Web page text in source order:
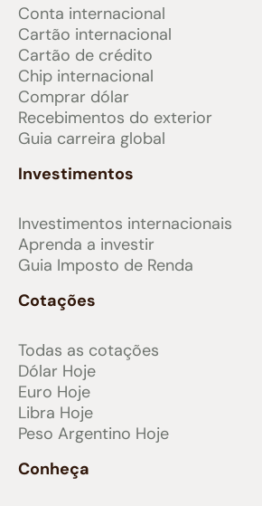
Conta internacional
Cartão internacional
Cartão de crédito
Chip internacional
Comprar dólar
Recebimentos do exterior
Guia carreira global
Investimentos
Investimentos internacionais
Aprenda a investir
Guia Imposto de Renda
Cotações
Todas as cotações
Dólar Hoje
Euro Hoje
Libra Hoje
Peso Argentino Hoje
Conheça